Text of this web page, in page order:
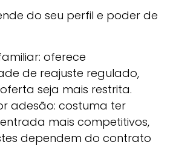
do seu perfil e poder de
oferece
de reajuste regulado,
seja mais restrita.
adesão: costuma ter
mais competitivos,
dependem do contrato